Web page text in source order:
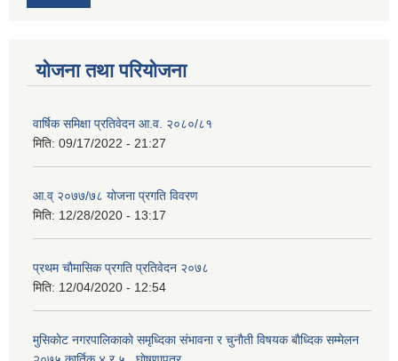
योजना तथा परियोजना
वार्षिक समिक्षा प्रतिवेदन आ.व. २०८०/८१
मिति: 09/17/2022 - 21:27
आ.व् २०७७/७८ योजना प्रगति विवरण
मिति: 12/28/2020 - 13:17
प्रथम चाैमासिक प्रगति प्रतिवेदन २०७८
मिति: 12/04/2020 - 12:54
मुसिकाेट नगरपालिकाकाे समृध्दिका संभावना र चुनाैती विषयक बाैध्दिक सम्मेलन